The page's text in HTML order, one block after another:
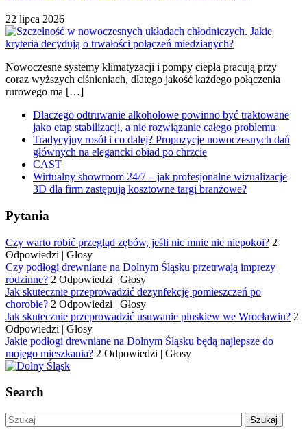
22 lipca 2026
Nowoczesne systemy klimatyzacji i pompy ciepła pracują przy
coraz wyższych ciśnieniach, dlatego jakość każdego połączenia
rurowego ma […]
Dlaczego odtruwanie alkoholowe powinno być traktowane
jako etap stabilizacji, a nie rozwiązanie całego problemu
Tradycyjny rosół i co dalej? Propozycje nowoczesnych dań
głównych na elegancki obiad po chrzcie
CAST
Wirtualny showroom 24/7 – jak profesjonalne wizualizacje
3D dla firm zastępują kosztowne targi branżowe?
Pytania
Czy warto robić przegląd zębów, jeśli nic mnie nie niepokoi? 2
Odpowiedzi | Głosy
Czy podłogi drewniane na Dolnym Śląsku przetrwają imprezy
rodzinne? 2 Odpowiedzi | Głosy
Jak skutecznie przeprowadzić dezynfekcję pomieszczeń po
chorobie? 2 Odpowiedzi | Głosy
Jak skutecznie przeprowadzić usuwanie pluskiew we Wrocławiu? 2
Odpowiedzi | Głosy
Jakie podłogi drewniane na Dolnym Śląsku będą najlepsze do
mojego mieszkania? 2 Odpowiedzi | Głosy
Search